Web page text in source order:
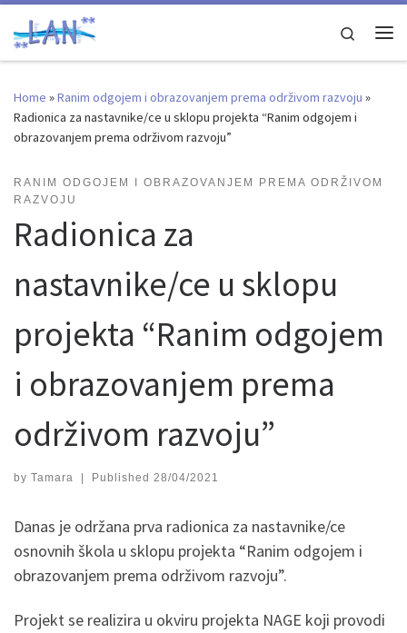
Skip to content
Search
Home »Ranim odgojem i obrazovanjem prema održivom razvoju »
Radionica za nastavnike/ce u sklopu projekta “Ranim odgojem i
obrazovanjem prema održivom razvoju”
RANIM ODGOJEM I OBRAZOVANJEM PREMA ODRŽIVOM
RAZVOJU
Radionica za
nastavnike/ce u sklopu
projekta “Ranim odgojem
i obrazovanjem prema
održivom razvoju”
by Tamara | Published 28/04/2021
Danas je održana prva radionica za nastavnike/ce
osnovnih škola u sklopu projekta “Ranim odgojem i
obrazovanjem prema održivom razvoju”.
Projekt se realizira u okviru projekta NAGE koji provodi